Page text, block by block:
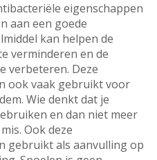
eigenschappen
aan een goede
kan helpen de
verminderen en de
verbeteren. Deze
ook vaak gebruikt voor
Wie denkt dat je
en dan niet meer
Ook deze
gebruikt als aanvulling op